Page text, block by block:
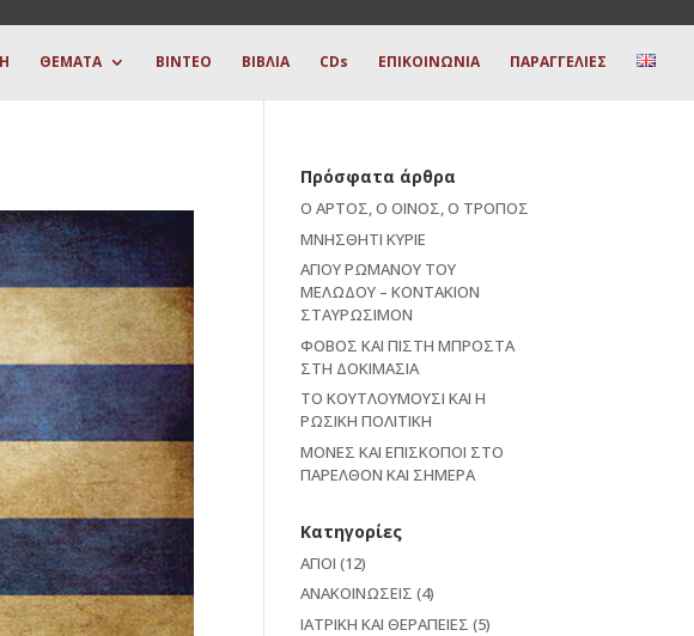
ΘΕΜΑΤΑ ΒΙΝΤΕΟ ΒΙΒΛΙΑ CDs ΕΠΙΚΟΙΝΩΝΙΑ ΠΑΡΑΓΓΕΛΙΕΣ
Πρόσφατα άρθρα
Ο ΑΡΤΟΣ, Ο ΟΙΝΟΣ, Ο ΤΡΟΠΟΣ
ΜΝΗΣΘΗΤΙ ΚΥΡΙΕ
ΑΓΙΟΥ ΡΩΜΑΝΟΥ ΤΟΥ
ΜΕΛΩΔΟΥ – ΚΟΝΤΑΚΙΟΝ
ΣΤΑΥΡΩΣΙΜΟΝ
ΦΟΒΟΣ ΚΑΙ ΠΙΣΤΗ ΜΠΡΟΣΤΑ
ΣΤΗ ΔΟΚΙΜΑΣΙΑ
ΤΟ ΚΟΥΤΛΟΥΜΟΥΣΙ ΚΑΙ Η
ΡΩΣΙΚΗ ΠΟΛΙΤΙΚΗ
ΜΟΝΕΣ ΚΑΙ ΕΠΙΣΚΟΠΟΙ ΣΤΟ
ΠΑΡΕΛΘΟΝ ΚΑΙ ΣΗΜΕΡΑ
Kατηγορίες
ΑΓΙΟΙ (12)
ΑΝΑΚΟΙΝΩΣΕΙΣ (4)
ΙΑΤΡΙΚΗ ΚΑΙ ΘΕΡΑΠΕΙΕΣ (5)